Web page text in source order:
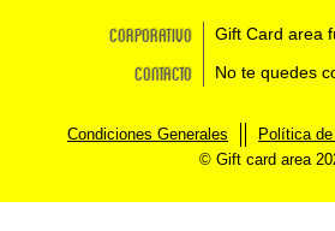
Corporativo Gift Card area
Contacto No te quedes
Condiciones Generales Política
© Gift card area